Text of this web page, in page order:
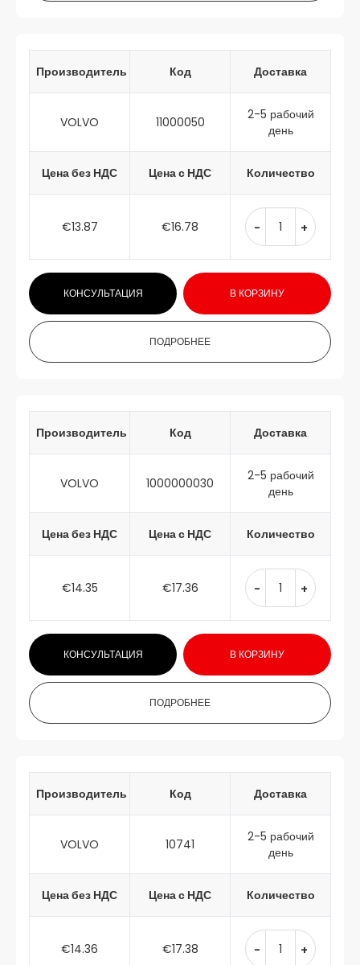
Производитель Код Доставка
VOLVO 11000050
2-5 рабочий
день
Цена без НДС Цена с НДС Количество
€13.87 €16.78 - +
КОНСУЛЬТАЦИЯ В КОРЗИНУ
ПОДРОБНЕЕ
Производитель Код Доставка
VOLVO 1000000030
2-5 рабочий
день
Цена без НДС Цена с НДС Количество
€14.35 €17.36 - +
КОНСУЛЬТАЦИЯ В КОРЗИНУ
ПОДРОБНЕЕ
Производитель Код Доставка
VOLVO 10741
2-5 рабочий
день
Цена без НДС Цена с НДС Количество
€14.36 €17.38 - +